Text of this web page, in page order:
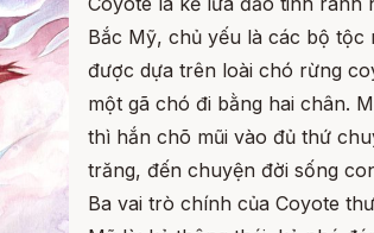
Bắc Mỹ, chủ yếu là các bộ tộc
được dựa trên loài chó rừng
một gã chó đi bằng hai chân.
thì hắn chõ mũi vào đủ thứ
trăng, đến chuyện đời sống
Ba vai trò chính của Coyote